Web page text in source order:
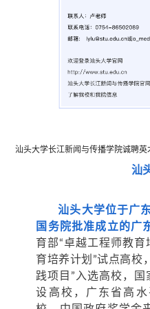
汕头大学长江新闻与传播学院诚聘英
汕
汕头大学位于广
国务院批准成立的广
育部“卓越工程师教育
育培养计划”试点高校
践项目”入选高校，国
设高校，广东省高